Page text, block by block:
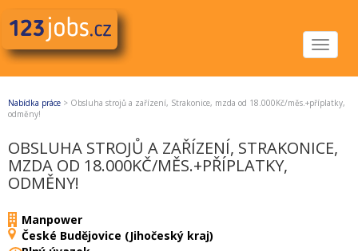
Toggle
Nabídka práce > Obsluha strojů a zařízení, Strakonice, mzda od 18.000Kč/měs.+příplatky,
odměny!
OBSLUHA STROJŮ A ZAŘÍZENÍ, STRAKONICE,
MZDA OD 18.000KČ/MĚS.+PŘÍPLATKY,
ODMĚNY!
Manpower
České Budějovice (Jihočeský kraj)